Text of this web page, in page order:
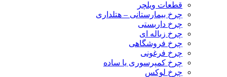
قطعات ویلچر
چرخ بیمارستانی – هتلداری
چرخ داربستی
چرخ زباله ای
چرخ فروشگاهی
چرخ فرغونی
چرخ کمپرسوری یا ساده
چرخ لوکس